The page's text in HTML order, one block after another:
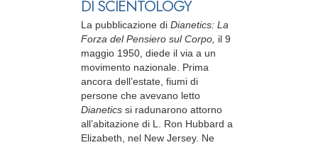
DI SCIENTOLOGY
La pubblicazione di Dianetics: La
Forza del Pensiero sul Corpo, il 9
maggio 1950, diede il via a un
movimento nazionale. Prima
ancora dell’estate, fiumi di
persone che avevano letto
Dianetics si radunarono attorno
all’abitazione di L. Ron Hubbard a
Elizabeth, nel New Jersey. Ne